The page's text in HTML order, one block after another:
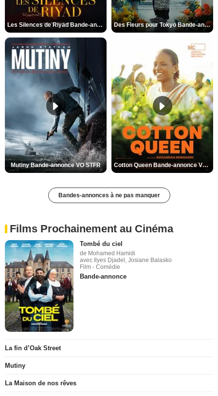
Les Silences de Riyad Bande-annonce VO STFR Des Fleurs pour Tokyo Bande-annonce VO STFR
Mutiny Bande-annonce VO STFR Cotton Queen Bande-annonce VO STFR
Bandes-annonces à ne pas manquer
Films Prochainement au Cinéma
Tombé du ciel
de Mohamed Hamidi
avec Ilyes Djadel, Josiane Balasko
Film - Comédie
Bande-annonce
La fin d’Oak Street
Mutiny
La Maison de nos rêves